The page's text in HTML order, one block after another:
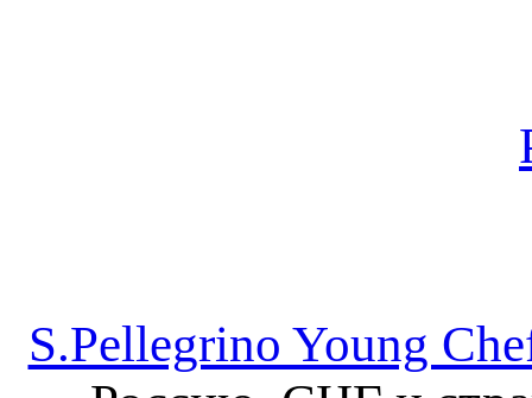
S.Pellegrino Young